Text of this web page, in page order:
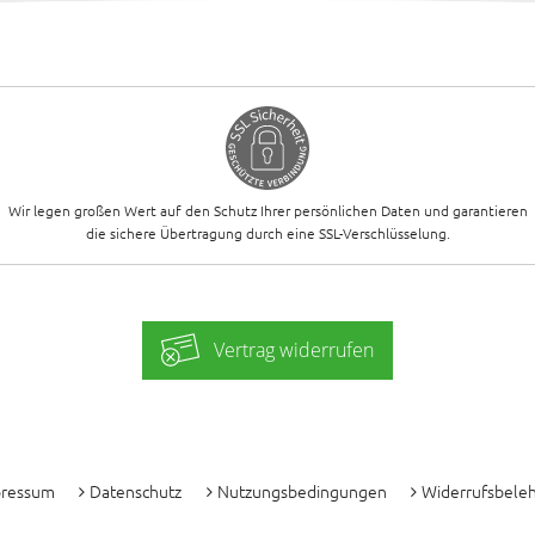
Wir legen großen Wert auf den Schutz Ihrer persönlichen Daten und garantieren
die sichere Übertragung durch eine SSL-Verschlüsselung.
Vertrag widerrufen
Datenschutz Nutzungsbedingungen